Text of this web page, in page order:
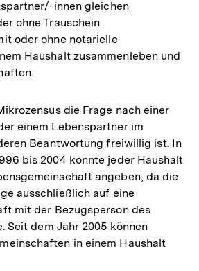
innen gleichen
ohne Trauschein
oder ohne notarielle
Haushalt zusammenleben und
die Frage nach einer
einem Lebenspartner im
Beantwortung freiwillig ist. In
bis 2004 konnte jeder Haushalt
angeben, da die
ausschließlich auf eine
mit der Bezugsperson des
Seit dem Jahr 2005 können
in einem Haushalt